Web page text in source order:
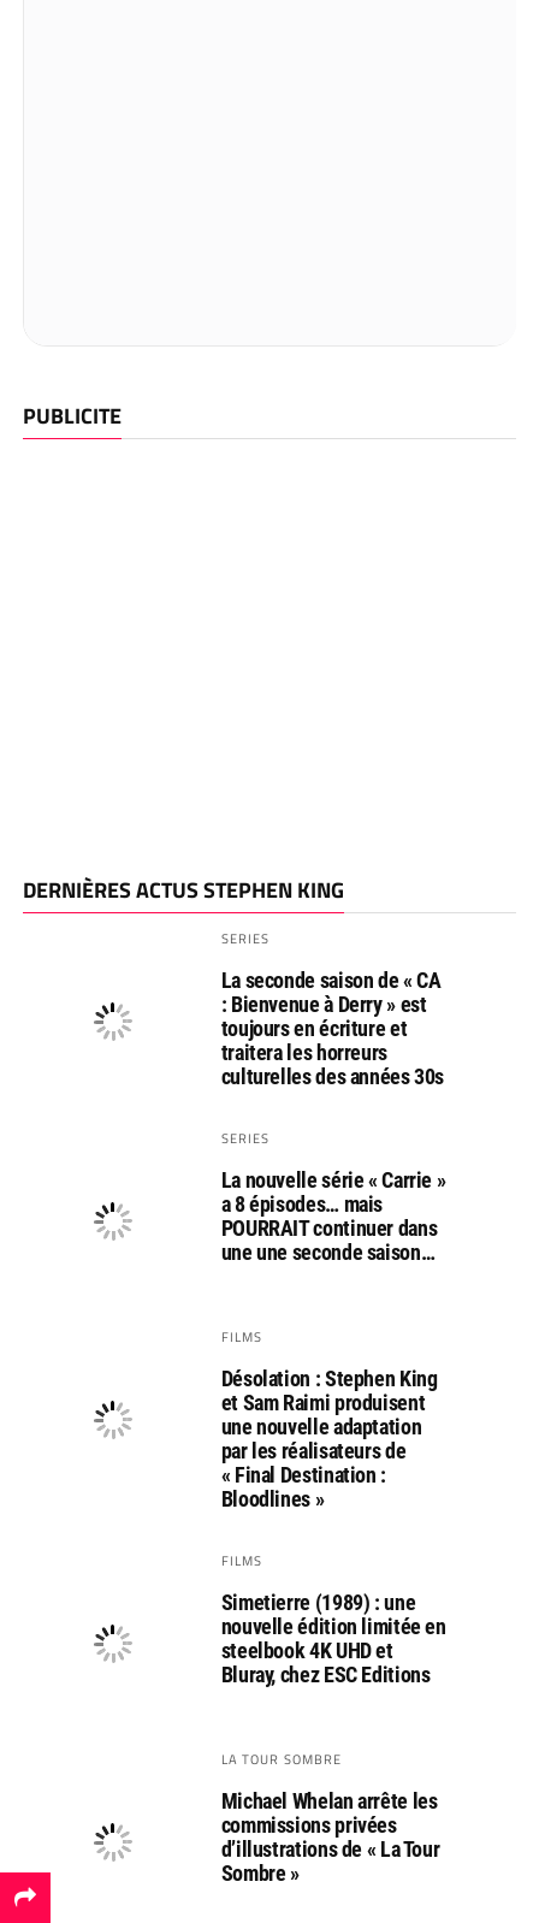
PUBLICITE
DERNIÈRES ACTUS STEPHEN KING
SERIES
La seconde saison de « CA
: Bienvenue à Derry » est
toujours en écriture et
traitera les horreurs
culturelles des années 30s
SERIES
La nouvelle série « Carrie »
a 8 épisodes… mais
POURRAIT continuer dans
une une seconde saison…
FILMS
Désolation : Stephen King
et Sam Raimi produisent
une nouvelle adaptation
par les réalisateurs de
« Final Destination :
Bloodlines »
FILMS
Simetierre (1989) : une
nouvelle édition limitée en
steelbook 4K UHD et
Bluray, chez ESC Editions
LA TOUR SOMBRE
Michael Whelan arrête les
commissions privées
d’illustrations de « La Tour
Sombre »